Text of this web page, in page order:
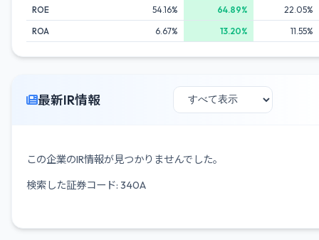
ROE 54.16% 64.89%
22.05%
ROA
6.67% 13.20% 11.55%
最新IR情報
この企業のIR情報が見つかりませんでした。
検索した証券コード: 340A